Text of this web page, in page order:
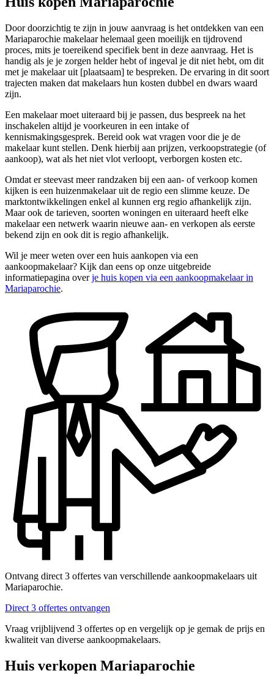
Door doorzichtig te zijn in jouw aanvraag is het ontdekken van een
Mariaparochie makelaar helemaal geen moeilijk en tijdrovend
proces, mits je toereikend specifiek bent in deze aanvraag. Het is
handig als je je zorgen helder hebt of ingeval je dit niet hebt, om dit
met je makelaar uit [plaatsaam] te bespreken. De ervaring in dit soort
trajecten maken dat makelaars hun kosten dubbel en dwars waard
zijn.
Een makelaar moet uiteraard bij je passen, dus bespreek na het
inschakelen altijd je voorkeuren in een intake of
kennismakingsgesprek. Bereid ook wat vragen voor die je de
makelaar kunt stellen. Denk hierbij aan prijzen, verkoopstrategie (of
aankoop), wat als het niet vlot verloopt, verborgen kosten etc.
Omdat er steevast meer randzaken bij een aan- of verkoop komen
kijken is een huizenmakelaar uit de regio een slimme keuze. De
marktontwikkelingen enkel al kunnen erg regio afhankelijk zijn.
Maar ook de tarieven, soorten woningen en uiteraard heeft elke
makelaar een netwerk waarin nieuwe aan- en verkopen als eerste
bekend zijn en ook dit is regio afhankelijk.
Wil je meer weten over een huis aankopen via een
aankoopmakelaar? Kijk dan eens op onze uitgebreide
informatiepagina overje huis kopen via een aankoopmakelaar in
Mariaparochie.
Ontvang direct 3 offertes van verschillende aankoopmakelaars uit
Mariaparochie.
Direct 3 offertes ontvangen
Vraag vrijblijvend 3 offertes op en vergelijk op je gemak de prijs en
kwaliteit van diverse aankoopmakelaars.
Huis verkopen Mariaparochie